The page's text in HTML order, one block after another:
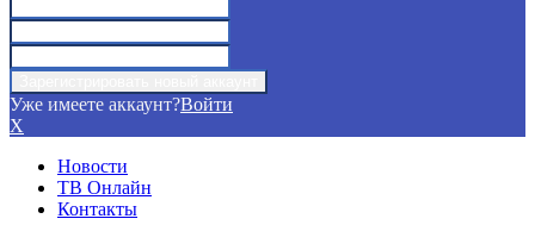
Уже имеете аккаунт?Войти
X
Новости
ТВ Онлайн
Контакты